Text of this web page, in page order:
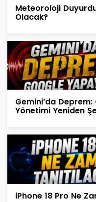
Meteoroloji
Olacak?
Gemini’da
Yönetimi Yeniden
iPhone 18 Pro Ne